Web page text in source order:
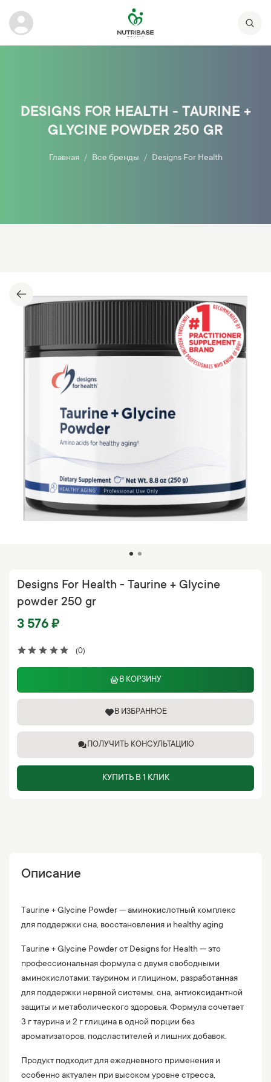
DESIGNS FOR HEALTH - TAURINE +
GLYCINE POWDER 250 GR
Главная Все бренды Designs For Health
(0)
Designs For Health - Taurine + Glycine
powder 250 gr
3 576 ₽
В КОРЗИНУ
В ИЗБРАННОЕ
ПОЛУЧИТЬ КОНСУЛЬТАЦИЮ
КУПИТЬ В 1 КЛИК
Описание
Taurine + Glycine Powder — аминокислотный комплекс
для поддержки сна, восстановления и healthy aging
Taurine + Glycine Powder от Designs for Health — это
профессиональная формула с двумя свободными
аминокислотами: таурином и глицином, разработанная
для поддержки нервной системы, сна, антиоксидантной
защиты и метаболического здоровья. Формула сочетает
3 г таурина и 2 г глицина в одной порции без
ароматизаторов, подсластителей и лишних добавок.
Продукт подходит для ежедневного применения и
особенно актуален при высоком уровне стресса,